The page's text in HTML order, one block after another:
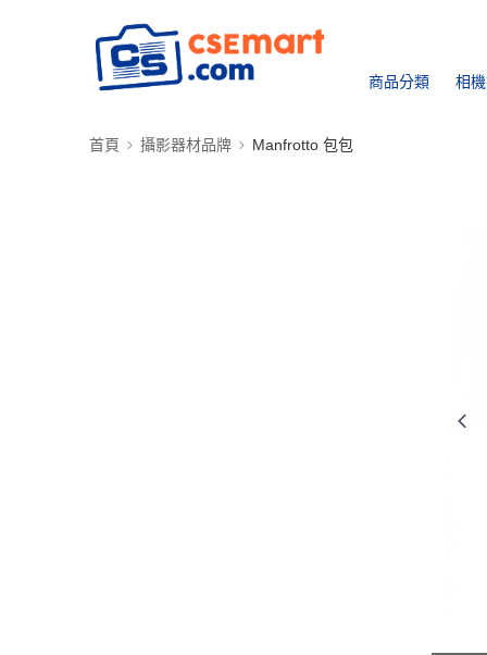
商品分類 相
首頁 攝影器材品牌 Manfrotto 包包